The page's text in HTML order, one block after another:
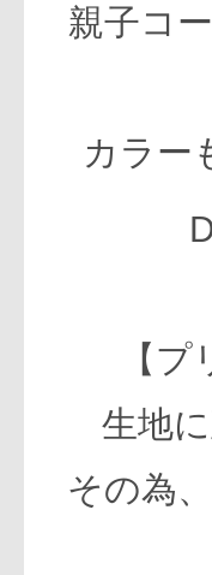
親子コ
カラー
【
生地
その為、